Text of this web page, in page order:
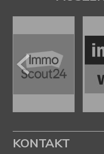
KONTAKT